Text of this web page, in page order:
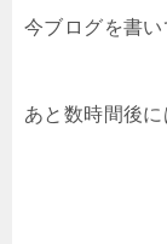
今ブログを書
あと数時間後